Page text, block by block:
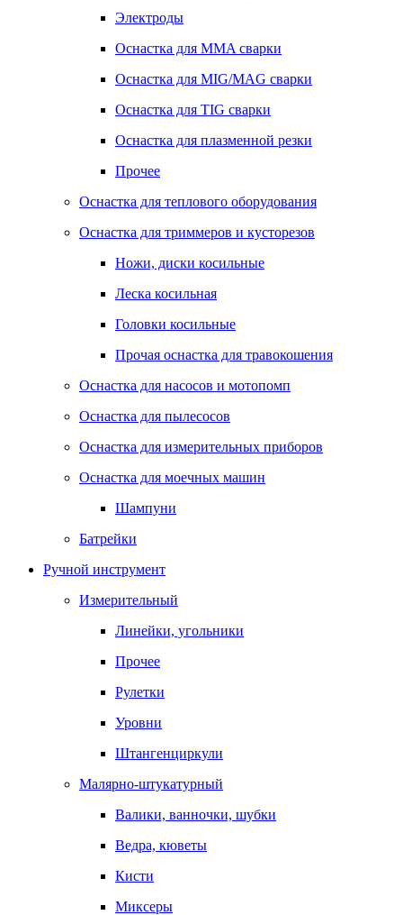
Электроды
Оснастка для MMA сварки
Оснастка для MIG/MAG сварки
Оснастка для TIG сварки
Оснастка для плазменной резки
Прочее
Оснастка для теплового оборудования
Оснастка для триммеров и кусторезов
Ножи, диски косильные
Леска косильная
Головки косильные
Прочая оснастка для травокошения
Оснастка для насосов и мотопомп
Оснастка для пылесосов
Оснастка для измерительных приборов
Оснастка для моечных машин
Шампуни
Батрейки
Ручной инструмент
Измерительный
Линейки, угольники
Прочее
Рулетки
Уровни
Штангенциркули
Малярно-штукатурный
Валики, ванночки, шубки
Ведра, кюветы
Кисти
Миксеры